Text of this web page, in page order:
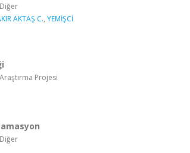
AKTAŞ C., YEMİŞCİ
Projesi